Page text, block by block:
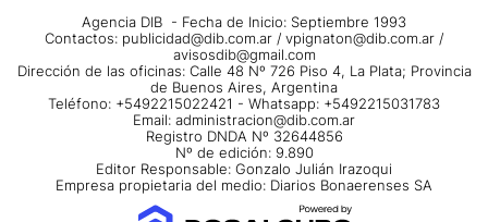
Agencia DIB - Fecha de Inicio: Septiembre 1993
Contactos: publicidad@dib.com.ar / vpignaton@dib.com.ar /
avisosdib@gmail.com
Dirección de las oficinas: Calle 48 Nº 726 Piso 4, La Plata; Provincia
de Buenos Aires, Argentina
Teléfono: +5492215022421 - Whatsapp: +5492215031783
Email: administracion@dib.com.ar
Registro DNDA Nº 32644856
Nº de edición: 9.890
Editor Responsable: Gonzalo Julián Irazoqui
Empresa propietaria del medio: Diarios Bonaerenses SA